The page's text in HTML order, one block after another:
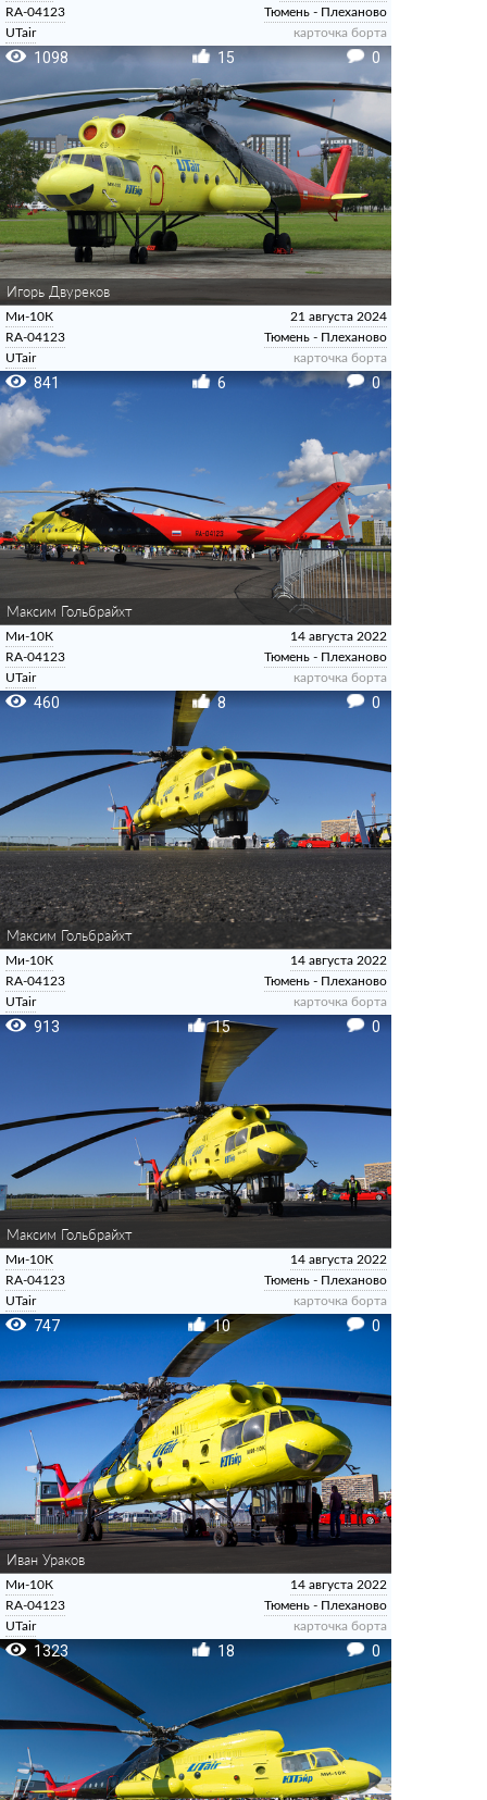
RA-04123
UTair
Тюмень - Плеханово
карточка борта
1098 15 0
Игорь Двуреков
Ми-10К
RA-04123
UTair
21 августа 2024
Тюмень - Плеханово
карточка борта
841 6 0
Максим Гольбрайхт
Ми-10К
RA-04123
UTair
14 августа 2022
Тюмень - Плеханово
карточка борта
460 8 0
Максим Гольбрайхт
Ми-10К
RA-04123
UTair
14 августа 2022
Тюмень - Плеханово
карточка борта
913 15 0
Максим Гольбрайхт
Ми-10К
RA-04123
UTair
14 августа 2022
Тюмень - Плеханово
карточка борта
747 10 0
Иван Ураков
Ми-10К
RA-04123
UTair
14 августа 2022
Тюмень - Плеханово
карточка борта
1323 18 0